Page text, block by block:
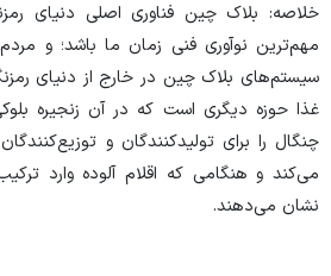
خلاصه: بلاک چین فناوری اصلی دنیای
مهم‌ترین نوآوری فنی زمان ما باشد؛ و
سیستم‌های بلاک چین در خارج از دنیای
غذا حوزه دیگری است که در آن زنجیره
چنگال را برای تولیدکنندگان و
می‌کند و هنگامی که اقلام آلوده وارد
نشان می‌دهند.